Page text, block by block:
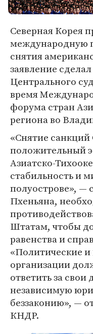
Северная Корея
международную
снятия
заявление
Центрального
время
форума стран
региона во
«Снятие
положительный
Азиатско-
стабильность и
полуострове», —
Пхеньяна,
Штатам, чтобы
равенства и
«Политические
организации
ответить за свои
независимую
беззаконию», —
КНДР.